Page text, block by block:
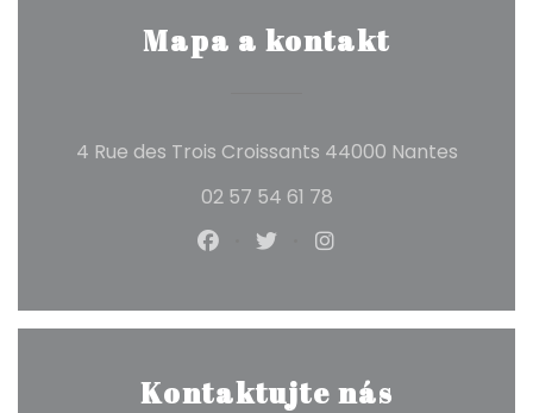
Mapa a kontakt
4 Rue des Trois Croissants 44000 Nantes
02 57 54 61 78
Facebook ((otevře se v
Twitter ((otevře se v
Instagram
Kontaktujte nás